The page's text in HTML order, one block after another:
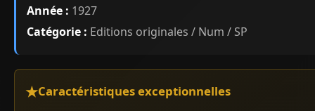
Année : 1927
Catégorie : Editions originales / Num / SP
Caractéristiques exceptionnelles